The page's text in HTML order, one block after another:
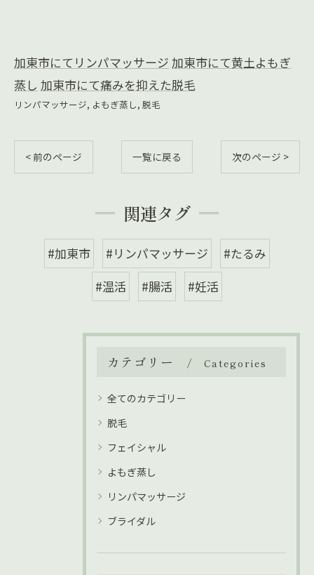
加東市にてリンパマッサージ 加東市にて黄土よもぎ
蒸し 加東市にて痛みを抑えた‬脱毛
リンパマッサージ よもぎ蒸し 脱毛
< 前のページ 一覧に戻る 次のページ >
関連タグ
#加東市 #リンパマッサージ
#たるみ
#温活
#腸活 #妊活
カテゴリー Categories
全てのカテゴリー
脱毛
フェイシャル
よもぎ蒸し
リンパマッサージ
ブライダル